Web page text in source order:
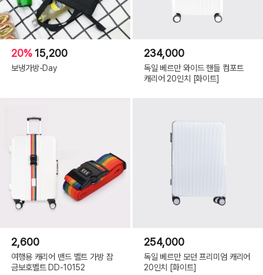
20% 15,200
보냉가방-Day
234,000
독일 베르만 와이드 핸들 컴포트
캐리어 20인치 [화이트]
2,600
여행용 캐리어 밴드 벨트 가방 잠
금보호벨트 DD-10152
254,000
독일 베르만 모던 프리미엄 캐리어
20인치 [화이트]